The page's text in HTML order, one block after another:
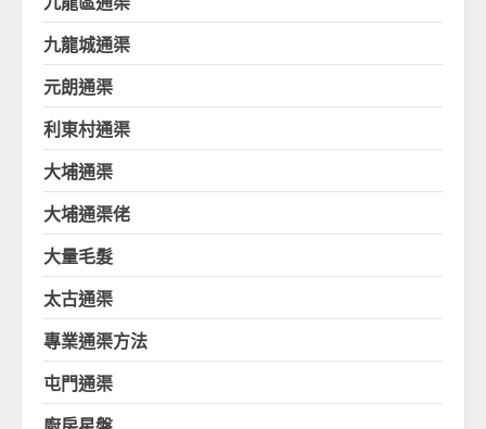
九龍城通渠
元朗通渠
利東村通渠
大埔通渠
大埔通渠佬
大量毛髮
太古通渠
專業通渠方法
屯門通渠